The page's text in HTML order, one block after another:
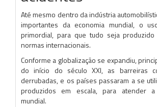
Até mesmo dentro da indústria
importantes da economia mundial, o
primordial, para que tudo seja
normas internacionais.
Conforme a globalização se expandiu,
do início do século XXI, as barreiras
derrubadas, e os países passaram a se
produzidos em escala, para atender
mundial.